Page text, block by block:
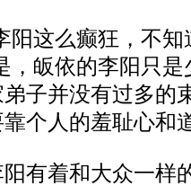
这么癫狂，不知
，皈依的李阳只
子并没有过多的
个人的羞耻心和
着和大众一样